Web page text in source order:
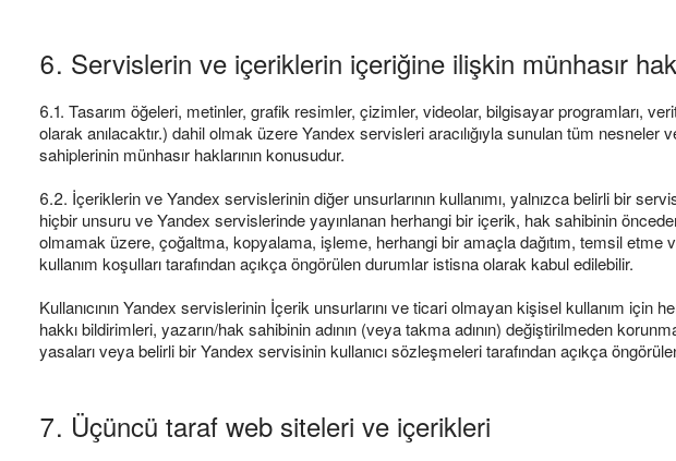
6. Servislerin ve içeriklerin içeriğine ilişkin münhasır
6.1. Tasarım öğeleri, metinler, grafik resimler, çizimler, videolar, bilgisayar programları,
olarak anılacaktır.) dahil olmak üzere Yandex servisleri aracılığıyla sunulan tüm
sahiplerinin münhasır haklarının konusudur.
6.2. İçeriklerin ve Yandex servislerinin diğer unsurlarının kullanımı, yalnızca belirli bir
hiçbir unsuru ve Yandex servislerinde yayınlanan herhangi bir içerik, hak sahibinin
olmamak üzere, çoğaltma, kopyalama, işleme, herhangi bir amaçla dağıtım, temsil
kullanım koşulları tarafından açıkça öngörülen durumlar istisna olarak kabul edilebilir.
Kullanıcının Yandex servislerinin İçerik unsurlarını ve ticari olmayan kişisel kullanım için
hakkı bildirimleri, yazarın/hak sahibinin adının (veya takma adının) değiştirilmeden
yasaları veya belirli bir Yandex servisinin kullanıcı sözleşmeleri tarafından açıkça
7. Üçüncü taraf web siteleri ve içerikleri